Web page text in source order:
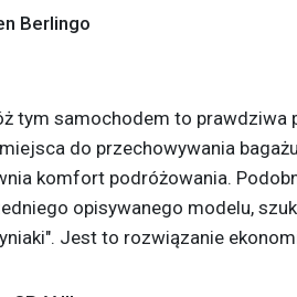
Berlingo
tym samochodem to prawdziwa
do przechowywania
komfort podróżowania.
opisywanego modelu,
Jest to rozwiązanie